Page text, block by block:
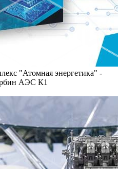
"Атомная энергетика" -
АЭС К1